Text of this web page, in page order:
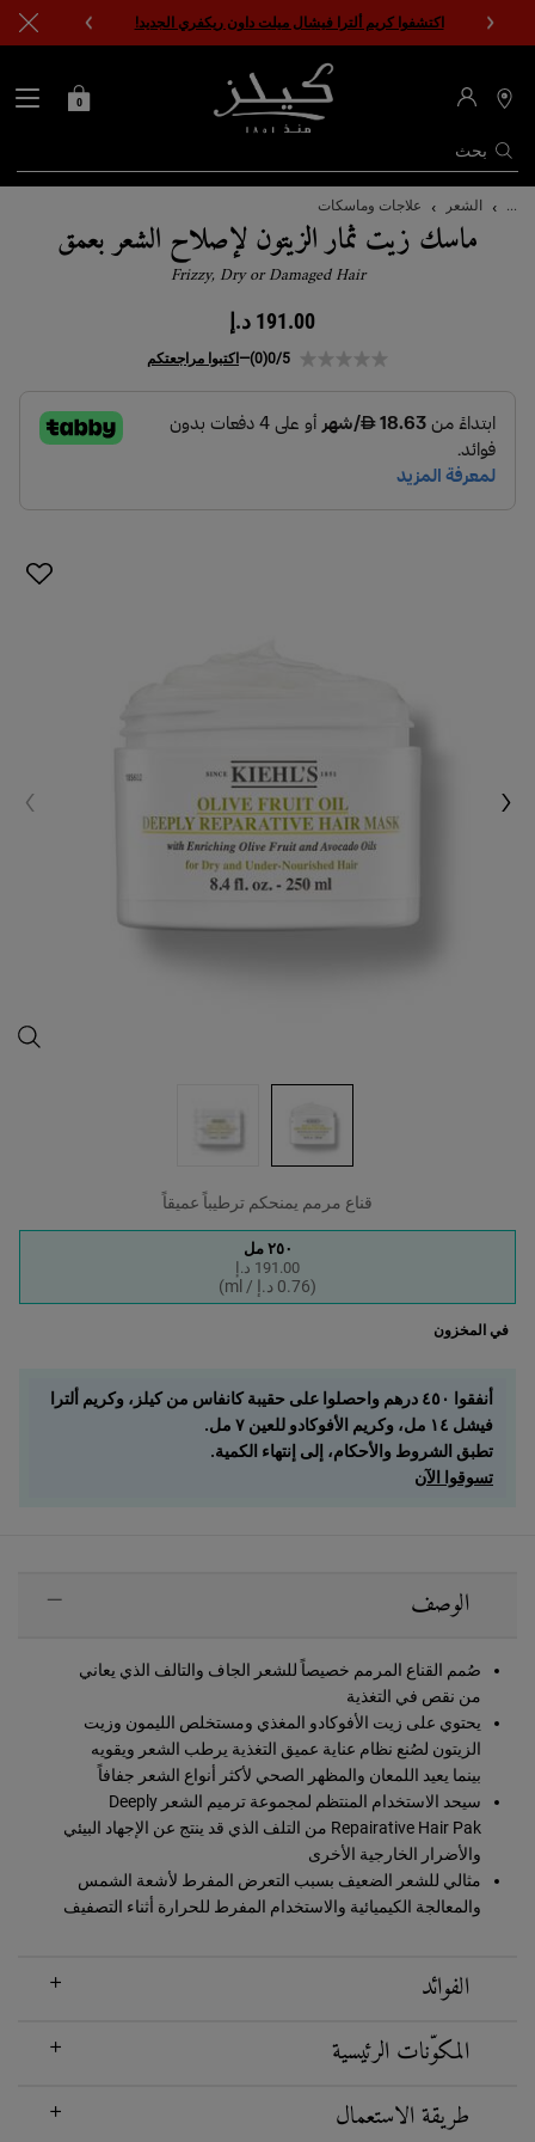
اكتشفوا كريم ألترا فيشال ميلت داون ريكفري الجديد!
بحث
محدد
المتاجر
حقيبتي
0
المحتوى الرئيسي
... الشعر علاجات وماسكات
ماسك زيت ثمار الزيتون لإصلاح الشعر بعمق
Frizzy, Dry or Damaged Hair
191.00 د.إ
0/5
(0)
— اكتبوا مراجعتكم
قناع مرمم يمنحكم ترطيباً عميقاً
Selected
٢٥٠ مل
191.00 د.إ
(0.76 د.إ / ml)
, 1 of 1
في المخزون
أنفقوا ٤٥٠ درهم واحصلوا على حقيبة كانفاس من كيلز، وكريم ألترا
فيشل ١٤ مل، وكريم الأفوكادو للعين ٧ مل.
تطبق الشروط والأحكام، إلى إنتهاء الكمية.
تسوقوا الآن
الوصف
صُمم القناع المرمم خصيصاً للشعر الجاف والتالف الذي يعاني
من نقص في التغذية
يحتوي على زيت الأفوكادو المغذي ومستخلص الليمون وزيت
الزيتون لصُنع نظام عناية عميق التغذية يرطب الشعر ويقويه
بينما يعيد اللمعان والمظهر الصحي لأكثر أنواع الشعر جفافاً
سيحد الاستخدام المنتظم لمجموعة ترميم الشعر Deeply
Repairative Hair Pak من التلف الذي قد ينتج عن الإجهاد البيئي
والأضرار الخارجية الأخرى
مثالي للشعر الضعيف بسبب التعرض المفرط لأشعة الشمس
والمعالجة الكيميائية والاستخدام المفرط للحرارة أثناء التصفيف
الفوائد
المكوّنات الرئيسية
طريقة الاستعمال